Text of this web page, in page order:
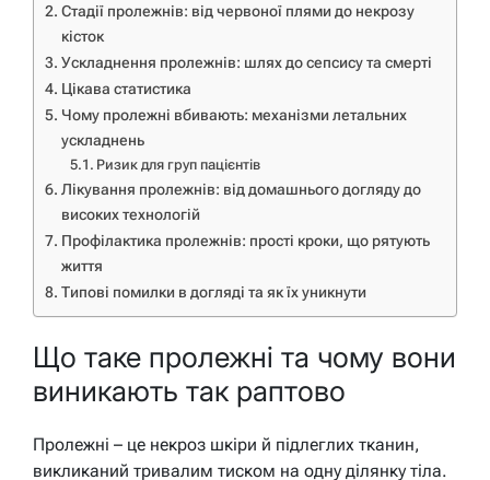
Стадії пролежнів: від червоної плями до некрозу
кісток
Ускладнення пролежнів: шлях до сепсису та смерті
Цікава статистика
Чому пролежні вбивають: механізми летальних
ускладнень
Ризик для груп пацієнтів
Лікування пролежнів: від домашнього догляду до
високих технологій
Профілактика пролежнів: прості кроки, що рятують
життя
Типові помилки в догляді та як їх уникнути
Що таке пролежні та чому вони
виникають так раптово
Пролежні – це некроз шкіри й підлеглих тканин,
викликаний тривалим тиском на одну ділянку тіла.